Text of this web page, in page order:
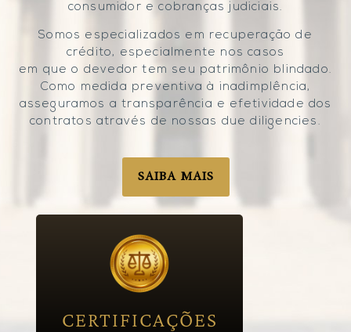
consumidor e cobranças judiciais.
Somos especializados em recuperação de
crédito, especialmente nos casos
em que o devedor tem seu patrimônio blindado.
Como medida preventiva à inadimplência,
asseguramos a transparência e efetividade dos
contratos através de nossas due diligencies.
SAIBA MAIS
CERTIFICAÇÕES